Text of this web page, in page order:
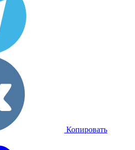
Копировать